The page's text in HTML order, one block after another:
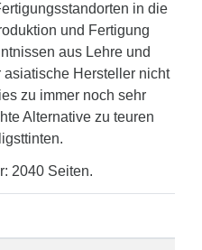
in die
und Fertigung
aus Lehre und
asiatische Hersteller nicht
zu immer noch sehr
Alternative zu teuren
2040 Seiten.